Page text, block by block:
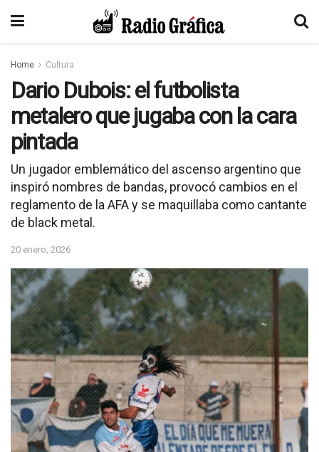
Home Cultura
Dario Dubois: el futbolista
metalero que jugaba con la cara
pintada
Un jugador emblemático del ascenso argentino que
inspiró nombres de bandas, provocó cambios en el
reglamento de la AFA y se maquillaba como cantante
de black metal.
20 enero, 2026